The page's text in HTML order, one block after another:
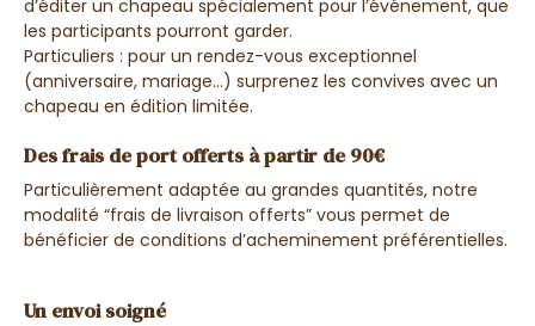
d’éditer un chapeau spécialement pour l’événement, que
les participants pourront garder.
Particuliers : pour un rendez-vous exceptionnel
(anniversaire, mariage…) surprenez les convives avec un
chapeau en édition limitée.
Des frais de port offerts à partir de 90€
Particulièrement adaptée au grandes quantités, notre
modalité “frais de livraison offerts” vous permet de
bénéficier de conditions d’acheminement préférentielles.
Un envoi soigné